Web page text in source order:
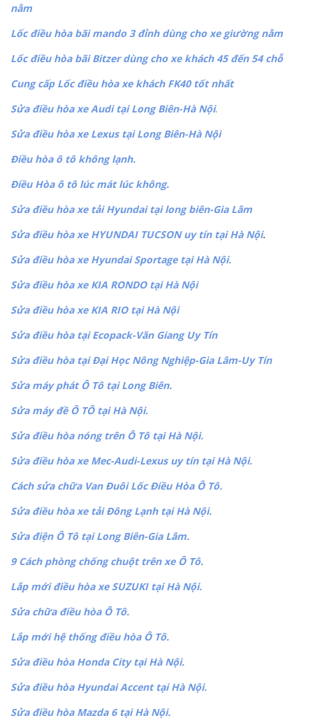
nằm
Lốc điều hòa bãi mando 3 đỉnh dùng cho xe giường nằm
Lốc điều hòa bãi Bitzer dùng cho xe khách 45 đến 54 chỗ
Cung cấp Lốc điều hòa xe khách FK40 tốt nhất
Sửa điều hòa xe Audi tại Long Biên-Hà Nội.
Sửa điều hòa xe Lexus tại Long Biên-Hà Nội
Điều hòa ô tô không lạnh.
Điều Hòa ô tô lúc mát lúc không.
Sửa điều hòa xe tải Hyundai tại long biên-Gia Lâm
Sửa điều hòa xe HYUNDAI TUCSON uy tín tại Hà Nội.
Sửa điều hòa xe Hyundai Sportage tại Hà Nội.
Sửa điều hòa xe KIA RONDO tại Hà Nội
Sửa điều hòa xe KIA RIO tại Hà Nội
Sửa điều hòa tại Ecopack-Văn Giang Uy Tín
Sửa điều hòa tại Đại Học Nông Nghiệp-Gia Lâm-Uy Tín
Sửa máy phát Ô Tô tại Long Biên.
Sửa máy đề Ô TÔ tại Hà Nội.
Sửa điều hòa nóng trên Ô Tô tại Hà Nội.
Sửa điều hòa xe Mec-Audi-Lexus uy tín tại Hà Nội.
Cách sửa chữa Van Đuôi Lốc Điều Hòa Ô Tô.
Sửa điều hòa xe tải Đông Lạnh tại Hà Nội.
Sửa điện Ô Tô tại Long Biên-Gia Lâm.
9 Cách phòng chống chuột trên xe Ô Tô.
Lắp mới điều hòa xe SUZUKI tại Hà Nội.
Sửa chữa điều hòa Ô Tô.
Lắp mới hệ thống điều hòa Ô Tô.
Sửa điều hòa Honda City tại Hà Nội.
Sửa điều hòa Hyundai Accent tại Hà Nội.
Sửa điều hòa Mazda 6 tại Hà Nội.